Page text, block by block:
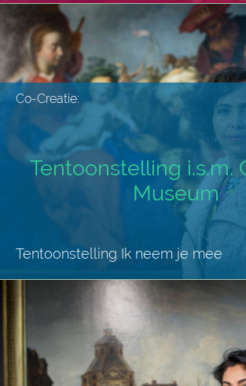
Co-Creatie:
Tentoonstelling i.s.m.
Museum
Tentoonstelling Ik neem je mee